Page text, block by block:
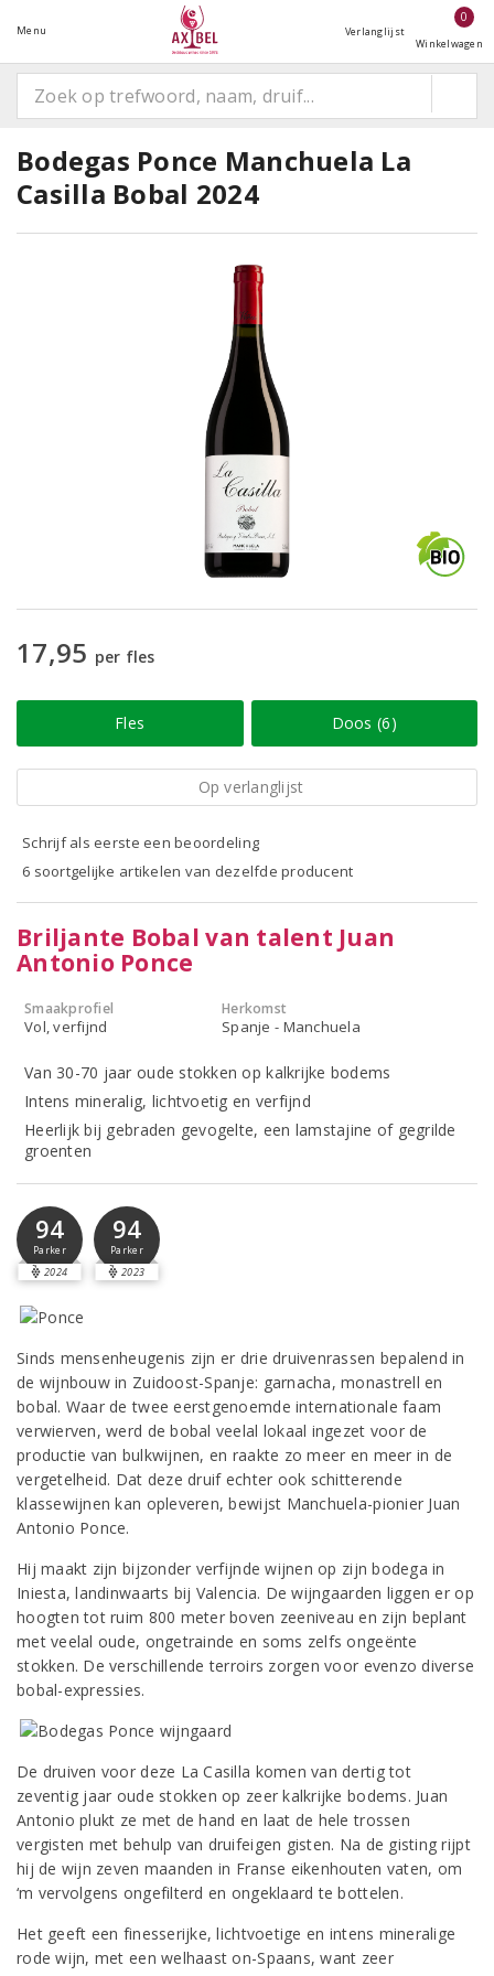
Menu Verlanglijst
0
Winkelwagen
Bodegas Ponce Manchuela La
Casilla Bobal 2024
17,95 per fles
Fles Doos (6)
Op verlanglijst
Schrijf als eerste een beoordeling
6 soortgelijke artikelen van dezelfde producent
Briljante Bobal van talent Juan
Antonio Ponce
Smaakprofiel
Vol, verfijnd
Herkomst
Spanje - Manchuela
Van 30-70 jaar oude stokken op kalkrijke bodems
Intens mineralig, lichtvoetig en verfijnd
Heerlijk bij gebraden gevogelte, een lamstajine of gegrilde
groenten
94
Parker
2024
94
Parker
2023
Sinds mensenheugenis zijn er drie druivenrassen bepalend in
de wijnbouw in Zuidoost-Spanje: garnacha, monastrell en
bobal. Waar de twee eerstgenoemde internationale faam
verwierven, werd de bobal veelal lokaal ingezet voor de
productie van bulkwijnen, en raakte zo meer en meer in de
vergetelheid. Dat deze druif echter ook schitterende
klassewijnen kan opleveren, bewijst Manchuela-pionier Juan
Antonio Ponce.
Hij maakt zijn bijzonder verfijnde wijnen op zijn bodega in
Iniesta, landinwaarts bij Valencia. De wijngaarden liggen er op
hoogten tot ruim 800 meter boven zeeniveau en zijn beplant
met veelal oude, ongetrainde en soms zelfs ongeënte
stokken. De verschillende terroirs zorgen voor evenzo diverse
bobal-expressies.
De druiven voor deze La Casilla komen van dertig tot
zeventig jaar oude stokken op zeer kalkrijke bodems. Juan
Antonio plukt ze met de hand en laat de hele trossen
vergisten met behulp van druifeigen gisten. Na de gisting rijpt
hij de wijn zeven maanden in Franse eikenhouten vaten, om
‘m vervolgens ongefilterd en ongeklaard te bottelen.
Het geeft een finesserijke, lichtvoetige en intens mineralige
rode wijn, met een welhaast on-Spaans, want zeer